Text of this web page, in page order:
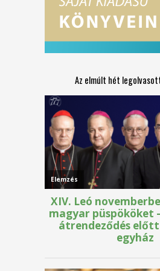
Az elmúlt hét